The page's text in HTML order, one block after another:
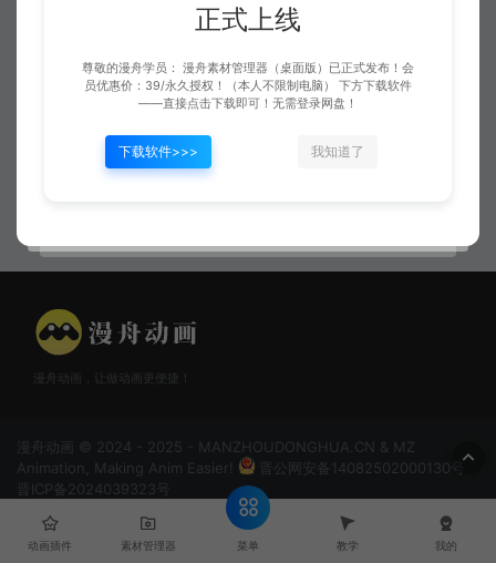
漫舟动画，让做动画更便捷！
漫舟动画 © 2024 - 2025 - MANZHOUDONGHUA.CN & MZ
Animation, Making Anim Easier!
晋公网安备14082502000130号
晋ICP备2024039323号
动画插件 素材管理器 菜单 教学 我的
正式上线
尊敬的漫舟学员： 漫舟素材管理器（桌面版）已正式发布！会
员优惠价：39/永久授权！（本人不限制电脑） 下方下载软件
——直接点击下载即可！无需登录网盘！
下载软件>>> 我知道了